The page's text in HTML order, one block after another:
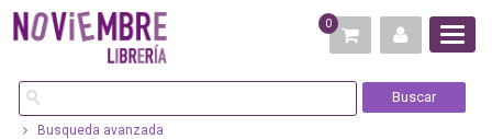
0
Busqueda avanzada